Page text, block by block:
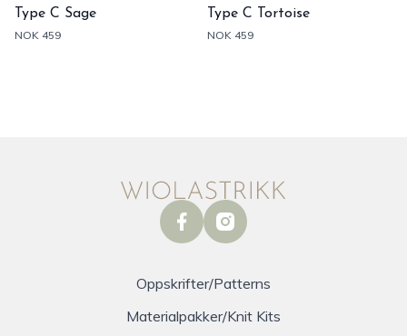
Type C Sage
NOK 459
Type C Tortoise
NOK 459
facebookinstagram
Oppskrifter/Patterns
Materialpakker/Knit Kits